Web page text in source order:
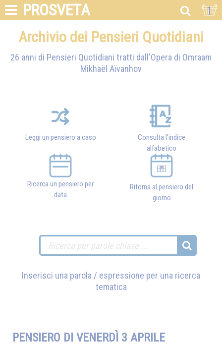
PROSVETA 1
Archivio dei Pensieri Quotidiani
26 anni di Pensieri Quotidiani tratti dall'Opera di Omraam
Mikhaël Aïvanhov
Leggi un pensiero a caso
Consulta l’indice
alfabetico
Ricerca un pensiero per
data
Ritorna al pensiero del
giorno
Inserisci una parola / espressione per una ricerca
tematica
PENSIERO DI VENERDÌ 3 APRILE